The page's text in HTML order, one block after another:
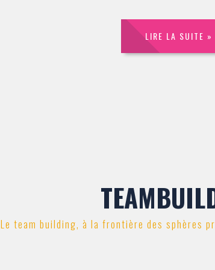
LIRE LA SUITE »
Le team building, à la frontière des sphères